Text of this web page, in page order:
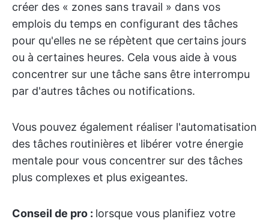
créer des « zones sans travail » dans vos
emplois du temps en configurant des tâches
pour qu'elles ne se répètent que certains jours
ou à certaines heures. Cela vous aide à vous
concentrer sur une tâche sans être interrompu
par d'autres tâches ou notifications.
Vous pouvez également réaliser l'automatisation
des tâches routinières et libérer votre énergie
mentale pour vous concentrer sur des tâches
plus complexes et plus exigeantes.
Conseil de pro : lorsque vous planifiez votre